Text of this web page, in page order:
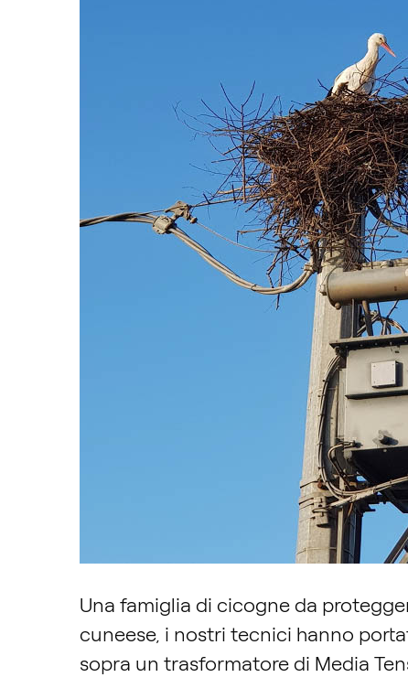
Una famiglia di cicogne da
cuneese, i nostri tecnici hanno
sopra un trasformatore di Media